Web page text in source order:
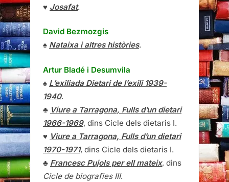
♥ Josafat.
David Bezmozgis
♠ Nataixa i altres històries.
Artur Bladé i Desumvila
♠ L’exiliada Dietari de l’exili 1939-
1940.
♣ Viure a Tarragona, Fulls d’un dietari
1966-1969, dins Cicle dels dietaris I.
♥ Viure a Tarragona, Fulls d’un dietari
1970-1971, dins Cicle dels dietaris I.
♣ Francesc Pujols per ell mateix, dins
Cicle de biografies III.